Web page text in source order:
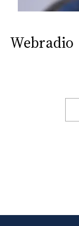
Webradio